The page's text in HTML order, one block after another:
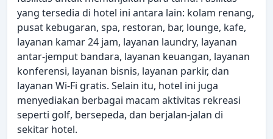
yang tersedia di hotel ini antara lain: kolam renang,
pusat kebugaran, spa, restoran, bar, lounge, kafe,
layanan kamar 24 jam, layanan laundry, layanan
antar-jemput bandara, layanan keuangan, layanan
konferensi, layanan bisnis, layanan parkir, dan
layanan Wi-Fi gratis. Selain itu, hotel ini juga
menyediakan berbagai macam aktivitas rekreasi
seperti golf, bersepeda, dan berjalan-jalan di
sekitar hotel.